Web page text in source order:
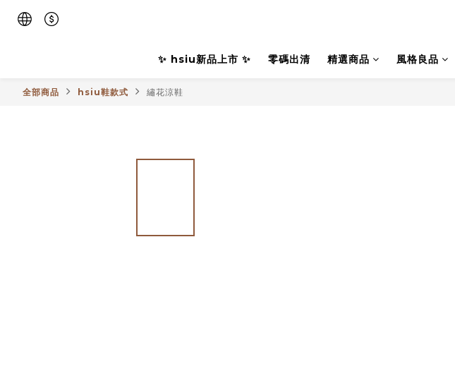
✨ hsiu新品上市 ✨ 零碼出清 精選商品 風格良品
全部商品 hsiu鞋款式 繡花涼鞋